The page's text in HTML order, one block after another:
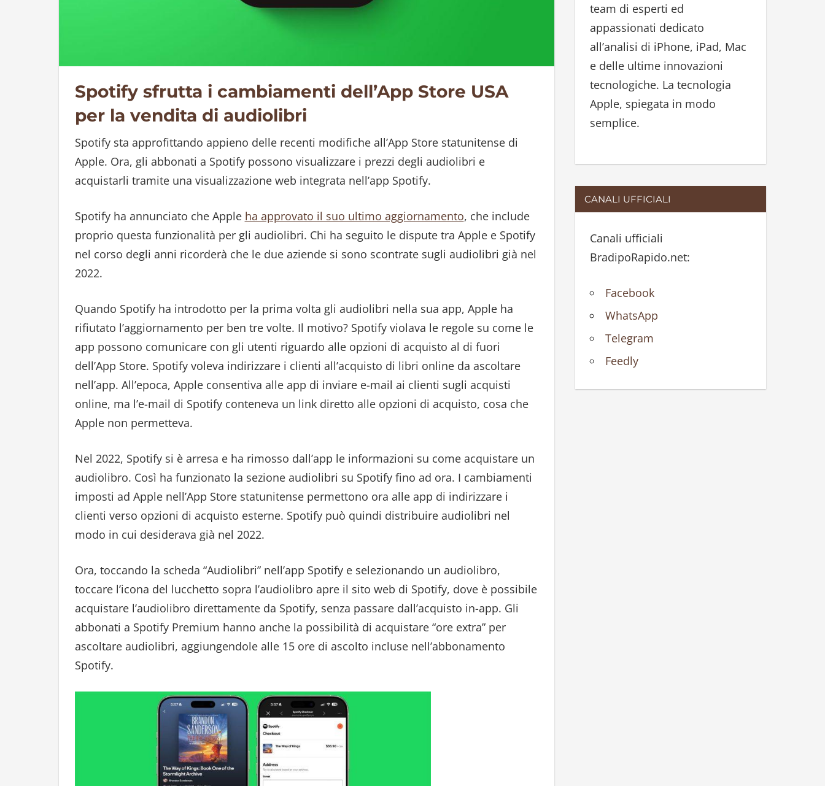
Spotify sfrutta i cambiamenti dell’App Store USA
per la vendita di audiolibri
Spotify sta approfittando appieno delle recenti modifiche all’App Store statunitense di
Apple. Ora, gli abbonati a Spotify possono visualizzare i prezzi degli audiolibri e
acquistarli tramite una visualizzazione web integrata nell’app Spotify.
Spotify ha annunciato che Apple ha approvato il suo ultimo aggiornamento, che include
proprio questa funzionalità per gli audiolibri. Chi ha seguito le dispute tra Apple e Spotify
nel corso degli anni ricorderà che le due aziende si sono scontrate sugli audiolibri già nel
2022.
Quando Spotify ha introdotto per la prima volta gli audiolibri nella sua app, Apple ha
rifiutato l’aggiornamento per ben tre volte. Il motivo? Spotify violava le regole su come le
app possono comunicare con gli utenti riguardo alle opzioni di acquisto al di fuori
dell’App Store. Spotify voleva indirizzare i clienti all’acquisto di libri online da ascoltare
nell’app. All’epoca, Apple consentiva alle app di inviare e-mail ai clienti sugli acquisti
online, ma l’e-mail di Spotify conteneva un link diretto alle opzioni di acquisto, cosa che
Apple non permetteva.
Nel 2022, Spotify si è arresa e ha rimosso dall’app le informazioni su come acquistare un
audiolibro. Così ha funzionato la sezione audiolibri su Spotify fino ad ora. I cambiamenti
imposti ad Apple nell’App Store statunitense permettono ora alle app di indirizzare i
clienti verso opzioni di acquisto esterne. Spotify può quindi distribuire audiolibri nel
modo in cui desiderava già nel 2022.
Ora, toccando la scheda “Audiolibri” nell’app Spotify e selezionando un audiolibro,
toccare l’icona del lucchetto sopra l’audiolibro apre il sito web di Spotify, dove è possibile
acquistare l’audiolibro direttamente da Spotify, senza passare dall’acquisto in-app. Gli
abbonati a Spotify Premium hanno anche la possibilità di acquistare “ore extra” per
ascoltare audiolibri, aggiungendole alle 15 ore di ascolto incluse nell’abbonamento
Spotify.
:
team di esperti ed
appassionati dedicato
all’analisi di iPhone, iPad, Mac
e delle ultime innovazioni
tecnologiche. La tecnologia
Apple, spiegata in modo
semplice.
CANALI UFFICIALI
Canali ufficiali
BradipoRapido.net:
Facebook
WhatsApp
Telegram
Feedly